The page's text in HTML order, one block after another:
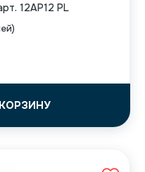
12AP12 PL